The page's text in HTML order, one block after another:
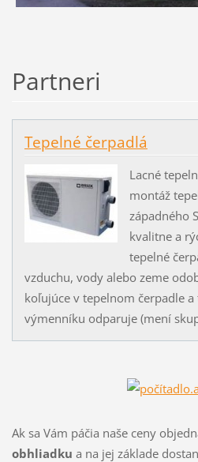
Partneri
Tepelné čerpadlá
Lacné
montáž
západného
kvalitne a
tepelné
vzduchu, vody alebo zeme
koľujúce v tepelnom čerpadle
výmenníku odparuje (mení
Ak sa Vám páčia naše ceny
obhliadku a na jej základe